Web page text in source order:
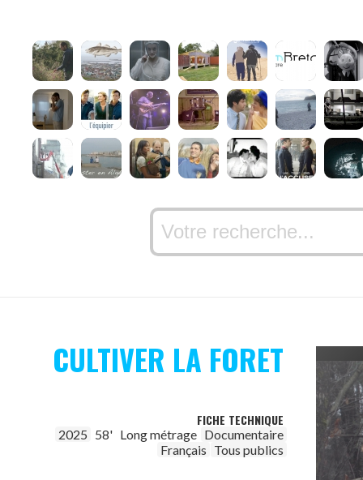
CULTIVER LA FORET
FICHE TECHNIQUE
2025 58' Long métrage Documentaire
Français Tous publics